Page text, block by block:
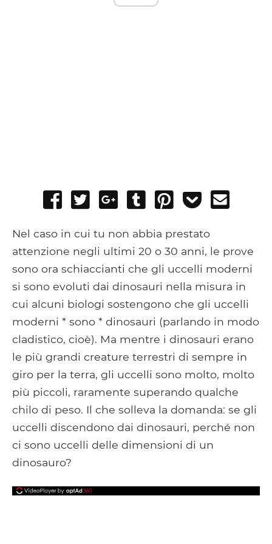
Share
Facebook
Tweet
Share
Google+
Post
Tumblr
Pin
Add
Pocket
Nel caso in cui tu non abbia prestato
attenzione negli ultimi 20 o 30 anni, le prove
sono ora schiaccianti che gli uccelli moderni
si sono evoluti dai dinosauri nella misura in
cui alcuni biologi sostengono che gli uccelli
moderni * sono * dinosauri (parlando in modo
cladistico, cioè). Ma mentre i dinosauri erano
le più grandi creature terrestri di sempre in
giro per la terra, gli uccelli sono molto, molto
più piccoli, raramente superando qualche
chilo di peso. Il che solleva la domanda: se gli
uccelli discendono dai dinosauri, perché non
ci sono uccelli delle dimensioni di un
dinosauro?